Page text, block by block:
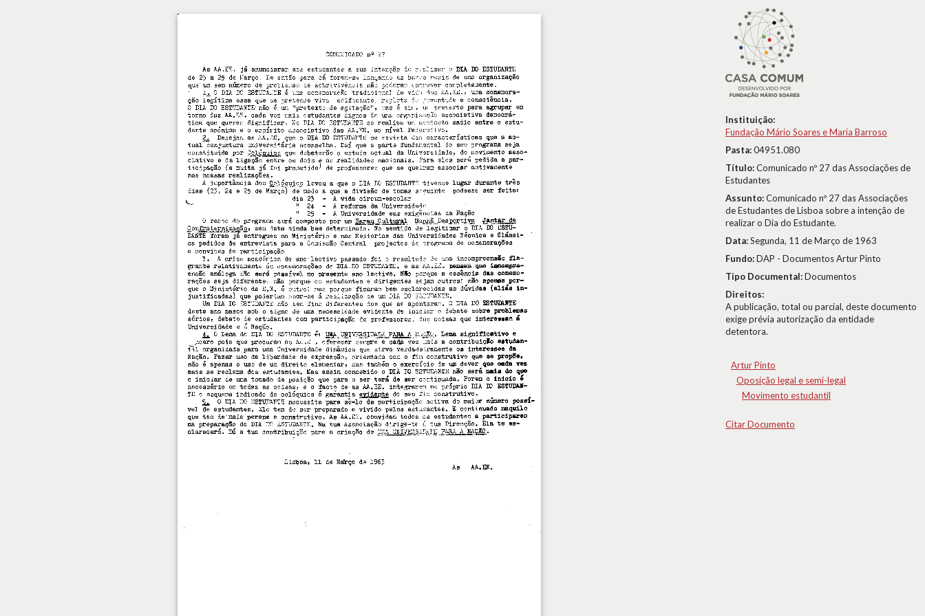
Instituição:
Fundação Mário Soares e Maria Barroso
Pasta:04951.080
Título:Comunicado nº 27 das Associações de
Estudantes
Assunto:Comunicado nº 27 das Associações
de Estudantes de Lisboa sobre a intenção de
realizar o Dia do Estudante.
Data:Segunda, 11 de Março de 1963
Fundo:DAP - Documentos Artur Pinto
Tipo Documental:Documentos
Direitos:
A publicação, total ou parcial, deste documento
exige prévia autorização da entidade
detentora.
Artur Pinto
Oposição legal e semi-legal
Movimento estudantil
Citar Documento